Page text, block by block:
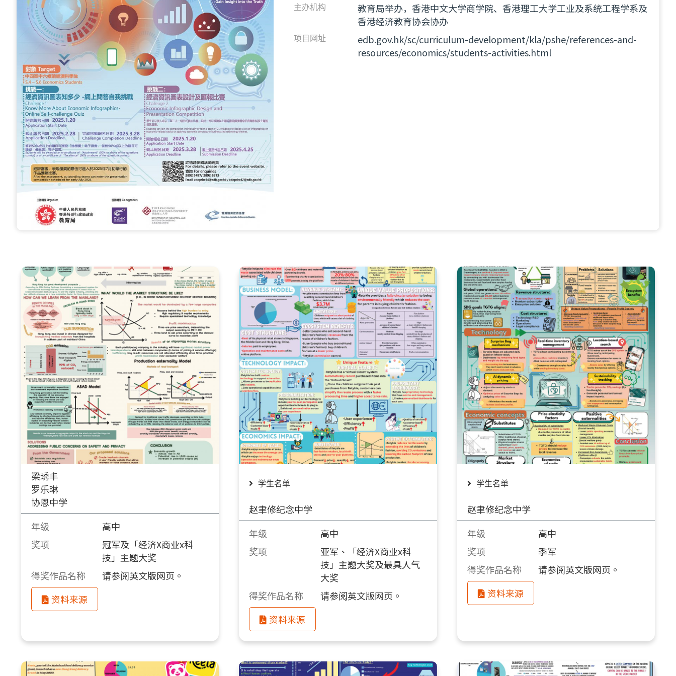
主办机构
教育局举办，香港中文大学商学院、香港理工大学工业及系统工程学系及
香港经济教育协会协办
项目网址
edb.gov.hk/sc/curriculum-development/kla/pshe/references-and-
resources/economics/students-activities.html
梁琇丰
罗乐琳
协恩中学
年级
高中
奖项
冠军及「经济X商业x科
技」主题大奖
得奖作品名称
请参阅英文版网页。
资料来源
学生名单
赵聿修纪念中学
年级
高中
奖项
亚军、「经济X商业x科
技」主题大奖及最具人气
大奖
得奖作品名称
请参阅英文版网页。
资料来源
学生名单
赵聿修纪念中学
年级
高中
奖项
季军
得奖作品名称
请参阅英文版网页。
资料来源